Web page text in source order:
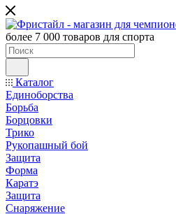
более 7 000 товаров для спорта
Каталог
Единоборства
Борьба
Борцовки
Трико
Рукопашный бой
Защита
Форма
Каратэ
Защита
Снаряжение